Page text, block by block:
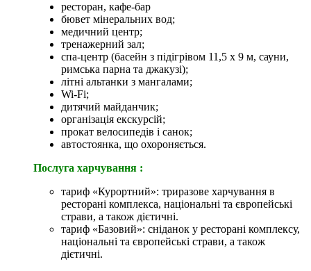
ресторан, кафе-бар
бювет мінеральних вод;
медичний центр;
тренажерний зал;
спа-центр (басейн з підігрівом 11,5 х 9 м, сауни,
римська парна та джакузі);
літні альтанки з мангалами;
Wi-Fi;
дитячий майданчик;
організація екскурсій;
прокат велосипедів і санок;
автостоянка, що охороняється.
Послуга харчування :
тариф «Курортний»: триразове харчування в
ресторані комплекса, національні та європейські
страви, а також дієтичні.
тариф «Базовий»: сніданок у ресторані комплексу,
національні та європейські страви, а також
дієтичні.